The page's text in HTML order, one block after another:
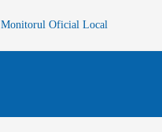
Monitorul Oficial Local